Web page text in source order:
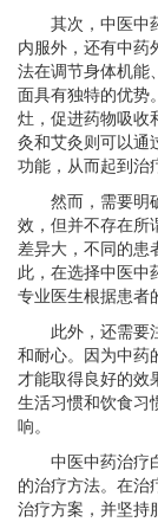
其次，中医中药
内服外，还有中药
法在调节身体机能
面具有独特的优势
灶，促进药物吸收
灸和艾灸则可以通
功能，从而起到治
然而，需要明确
效，但并不存在所
差异大，不同的患
此，在选择中医中
专业医生根据患者
此外，还需要注
和耐心。因为中药
才能取得良好的效
生活习惯和饮食习
响。
中医中药治疗白
的治疗方法。在治
治疗方案，并坚持